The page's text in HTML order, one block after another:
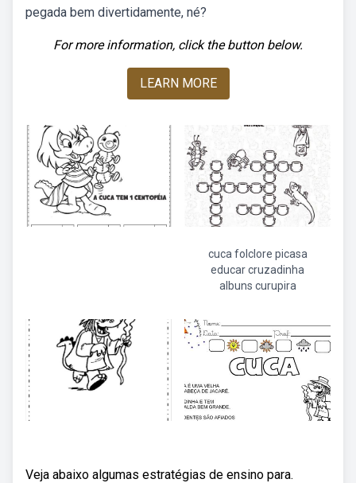
pegada bem divertidamente, né?
For more information, click the button below.
LEARN MORE
cuca folclore picasa
educar cruzadinha
albuns curupira
Veja abaixo algumas estratégias de ensino para.